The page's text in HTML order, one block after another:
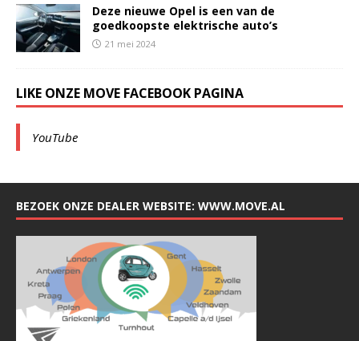
Deze nieuwe Opel is een van de
goedkoopste elektrische auto’s
21 mei 2024
LIKE ONZE MOVE FACEBOOK PAGINA
YouTube
BEZOEK ONZE DEALER WEBSITE: WWW.MOVE.AL